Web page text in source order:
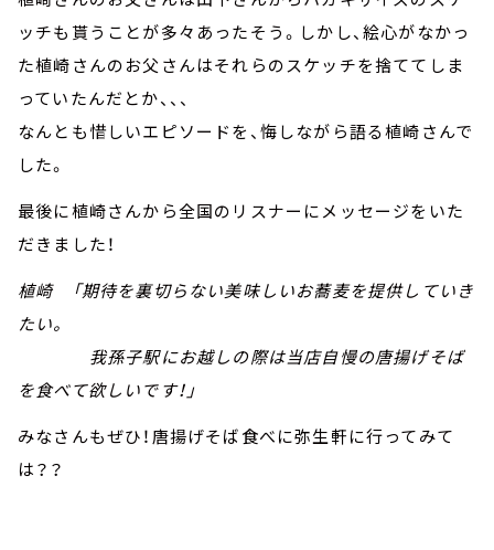
ッチも貰うことが多々あったそう。しかし、絵心がなかっ
た植崎さんのお父さんはそれらのスケッチを捨ててしま
っていたんだとか、、、
なんとも惜しいエピソードを、悔しながら語る植崎さんで
した。
最後に植崎さんから全国のリスナーにメッセージをいた
だきました！
植崎 「期待を裏切らない美味しいお蕎麦を提供していき
たい。
我孫子駅にお越しの際は当店自慢の唐揚げそば
を食べて欲しいです！」
みなさんもぜひ！唐揚げそば食べに弥生軒に行ってみて
は？？